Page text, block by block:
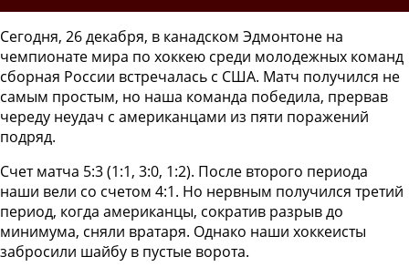
Сегодня, 26 декабря, в канадском Эдмонтоне на
чемпионате мира по хоккею среди молодежных команд
сборная России встречалась с США. Матч получился не
самым простым, но наша команда победила, прервав
череду неудач с американцами из пяти поражений
подряд.
Счет матча 5:3 (1:1, 3:0, 1:2). После второго периода
наши вели со счетом 4:1. Но нервным получился третий
период, когда американцы, сократив разрыв до
минимума, сняли вратаря. Однако наши хоккеисты
забросили шайбу в пустые ворота.